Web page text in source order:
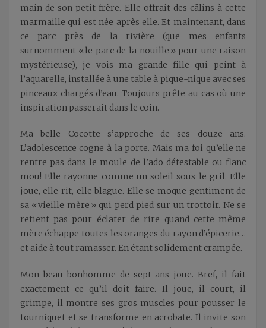
main de son petit frère. Elle offrait des câlins à cette
marmaille qui est née après elle. Et maintenant, dans
ce parc près de la rivière (que mes enfants
surnomment « le parc de la nouille » pour une raison
mystérieuse), je vois ma grande fille qui peint à
l’aquarelle, installée à une table à pique-nique avec ses
pinceaux chargés d’eau. Toujours prête au cas où une
inspiration passerait dans le coin.
Ma belle Cocotte s’approche de ses douze ans.
L’adolescence cogne à la porte. Mais ma foi qu’elle ne
rentre pas dans le moule de l’ado détestable ou flanc
mou! Elle rayonne comme un soleil sous le gril. Elle
joue, elle rit, elle blague. Elle se moque gentiment de
sa « vieille mère » qui perd pied sur un trottoir. Ne se
retient pas pour éclater de rire quand cette même
mère échappe toutes les oranges du rayon d’épicerie…
et aide à tout ramasser. En étant solidement crampée.
Mon beau bonhomme de sept ans joue. Bref, il fait
exactement ce qu’il doit faire. Il joue, il court, il
grimpe, il montre ses gros muscles pour pousser le
tourniquet et se transforme en acrobate. Il invite son